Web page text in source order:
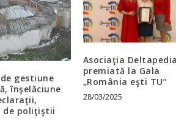
gestiune
înşelăciune
de poliţiştii
Asociaţia
premiată la Gala
„România eşti TU”
28/03/2025